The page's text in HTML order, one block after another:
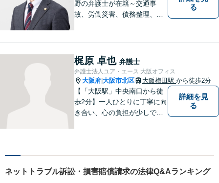
野の弁護士が在籍～交通事
故、労働災害、債務整理、相
る
梶原 卓也 弁護士
弁護士法人ユア・エース 大阪オフィス
大阪府 大阪市北区 大阪梅田駅 から徒歩2分
【「大阪駅」中央南口から徒
歩2分】一人ひとりに丁寧に向
き合い、心の負担が少しでも
えた支えを大切にしていま
す。まずはお気軽にご相談く
ださい【電話・メール面談
詳細を見
る
ネットトラブル訴訟・損害賠償請求の法律Q&Aランキング